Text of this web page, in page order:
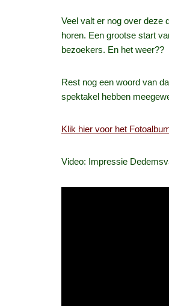
Veel valt er nog over deze
horen. Een grootse start
bezoekers. En het weer??
Rest nog een woord van
spektakel hebben
Klik hier voor het
Video: Impressie